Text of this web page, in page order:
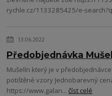
rychle.cz/1133285425/e-
13.06.2022
Předobjednávka
Mušelín který je v
potištěné vzory Jednobarevný
https://www.galan...číst celé